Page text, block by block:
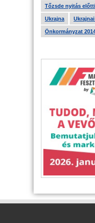
Tőzsde nyitás
Ukrajna
Önkormányzat